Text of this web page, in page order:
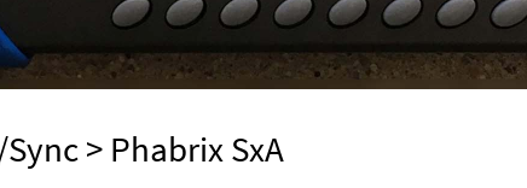
> Phabrix SxA